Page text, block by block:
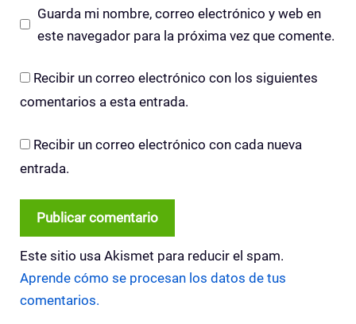
Guarda mi nombre, correo electrónico y web en
este navegador para la próxima vez que comente.
Recibir un correo electrónico con los siguientes
comentarios a esta entrada.
Recibir un correo electrónico con cada nueva
entrada.
Este sitio usa Akismet para reducir el spam.
Aprende cómo se procesan los datos de tus
comentarios.